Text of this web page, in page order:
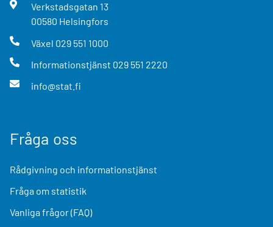
Verkstadsgatan 13
00580 Helsingfors
Växel 029 551 1000
Informationstjänst 029 551 2220
info@stat.fi
Fråga oss
Rådgivning och informationstjänst
Fråga om statistik
Vanliga frågor (FAQ)